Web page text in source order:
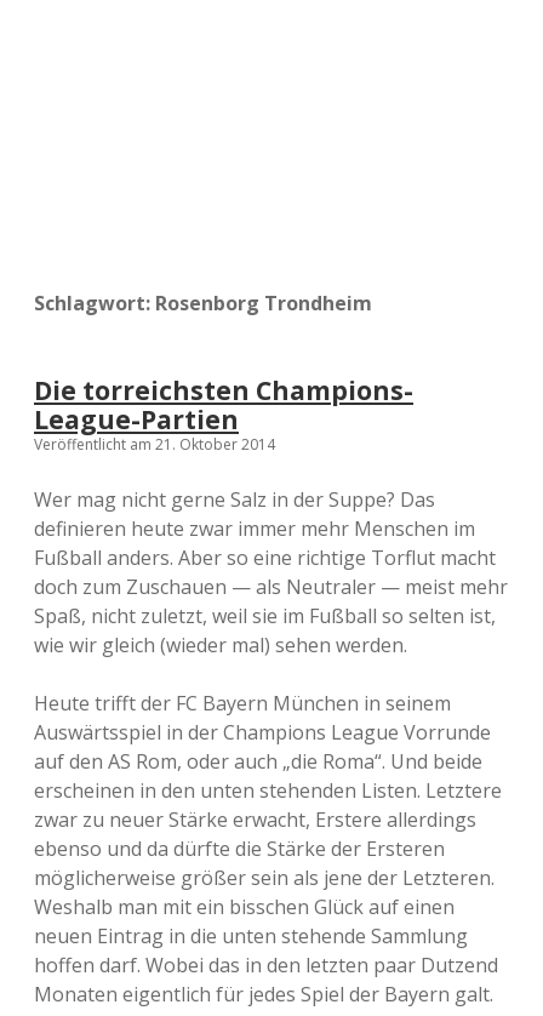
Schlagwort: Rosenborg Trondheim
Die torreichsten Champions-
League-Partien
Veröffentlicht am 21. Oktober 2014
Wer mag nicht gerne Salz in der Suppe? Das
definieren heute zwar immer mehr Menschen im
Fußball anders. Aber so eine richtige Torflut macht
doch zum Zuschauen — als Neutraler — meist mehr
Spaß, nicht zuletzt, weil sie im Fußball so selten ist,
wie wir gleich (wieder mal) sehen werden.
Heute trifft der FC Bayern München in seinem
Auswärtsspiel in der Champions League Vorrunde
auf den AS Rom, oder auch „die Roma“. Und beide
erscheinen in den unten stehenden Listen. Letztere
zwar zu neuer Stärke erwacht, Erstere allerdings
ebenso und da dürfte die Stärke der Ersteren
möglicherweise größer sein als jene der Letzteren.
Weshalb man mit ein bisschen Glück auf einen
neuen Eintrag in die unten stehende Sammlung
hoffen darf. Wobei das in den letzten paar Dutzend
Monaten eigentlich für jedes Spiel der Bayern galt.